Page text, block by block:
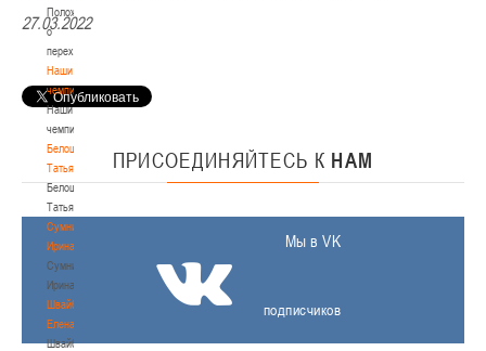
Положение
о
переходах
Наши
чемпионы
Наши
чемпионы
Белошапко
Татьяна
Белошапко
Татьяна
Сумникова
Ирина
Сумникова
Ирина
Швайбович
Елена
Швайбович
27.03.2022
ПРИСОЕДИНЯЙТЕСЬ К НАМ
Мы в VK
подписчиков